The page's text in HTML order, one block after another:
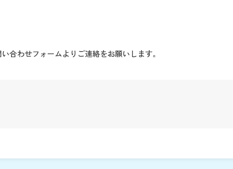
合わせフォームよりご連絡をお願いします。